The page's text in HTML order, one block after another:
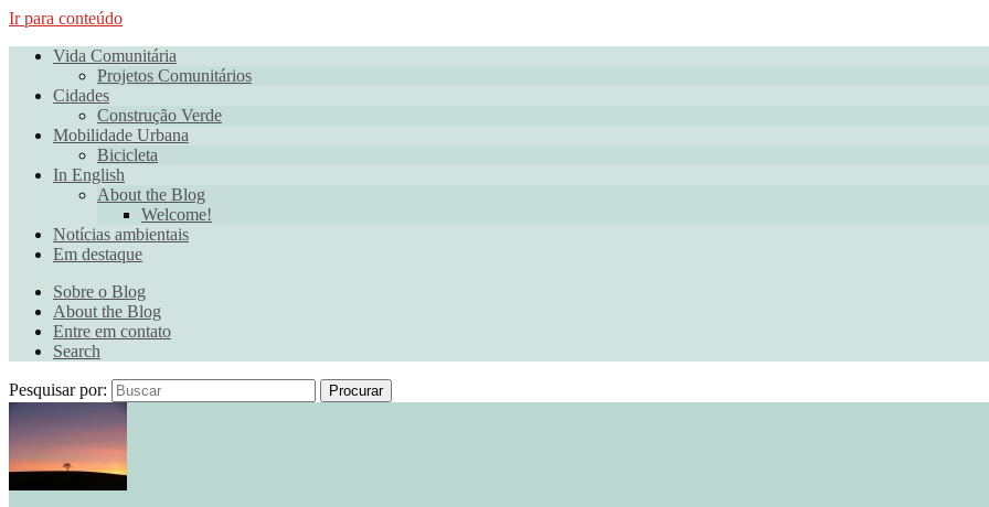
Ir para conteúdo
Vida Comunitária
Projetos Comunitários
Cidades
Construção Verde
Mobilidade Urbana
Bicicleta
In English
About the Blog
Welcome!
Notícias ambientais
Em destaque
Sobre o Blog
About the Blog
Entre em contato
Search
Pesquisar por: Procurar